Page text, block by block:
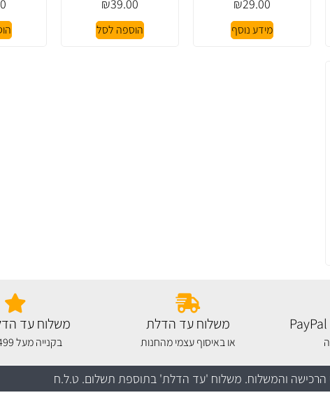
₪29.00
מידע נוסף
₪39.00
הוספה לסל
משלוח עד הדלת
או באיסוף עצמי מהחנות
משלוח עד
בקנייה מעל 499 שקלים
הרכישה והמשלוח. משלוח 'עד הדלת' בתוספת תשלום. ט.ל.ח